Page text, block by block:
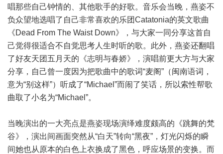
唱那些自己钟情的、其他歌手的好歌。音乐会当晚，燕姿不
负众望地选唱了自己非常喜欢的乐团Catatonia的英文歌曲
《Dead From The Waist Down》，与大家一同分享这首自
己觉得很适合不自觉思考人生时听的歌。此外，燕姿还翻唱
了好友天团五月天的《志明与春娇》，演唱前更大方与大家
分享，自己曾一度因为把歌曲中的歌词“麦阁”（闽南语词，
意为“别这样”）听成了“Michael”而闹了笑话，所以索性帮歌
曲取了小名为“Michael”。
当晚演出的一大亮点是燕姿现场演绎难度颇高的《跳舞的梵
谷》，演出间画面突然从“白天”转向“黑夜”，灯光闪烁的瞬
间她也从原本的白色上衣换成了黑色，呼应场景的变换。而